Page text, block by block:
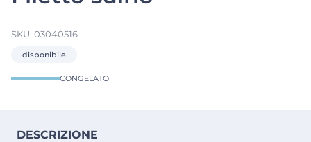
SKU: 03040516
disponibile
CONGELATO
DESCRIZIONE